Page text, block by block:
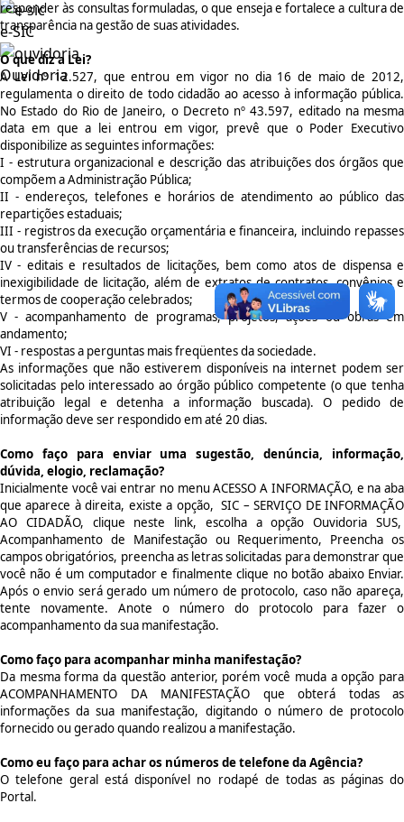
e-SIC
Ouvidoria
responder às consultas formuladas, o que enseja e fortalece a cultura de
transparência na gestão de suas atividades.
O que diz a Lei?
A Lei nº 12.527, que entrou em vigor no dia 16 de maio de 2012,
regulamenta o direito de todo cidadão ao acesso à informação pública.
No Estado do Rio de Janeiro, o Decreto nº 43.597, editado na mesma
data em que a lei entrou em vigor, prevê que o Poder Executivo
disponibilize as seguintes informações:
I - estrutura organizacional e descrição das atribuições dos órgãos que
compõem a Administração Pública;
II - endereços, telefones e horários de atendimento ao público das
repartições estaduais;
III - registros da execução orçamentária e financeira, incluindo repasses
ou transferências de recursos;
IV - editais e resultados de licitações, bem como atos de dispensa e
inexigibilidade de licitação, além de extratos de contratos, convênios e
termos de cooperação celebrados;
V - acompanhamento de programas, projetos, ações ou obras em
andamento;
VI - respostas a perguntas mais freqüentes da sociedade.
As informações que não estiverem disponíveis na internet podem ser
solicitadas pelo interessado ao órgão público competente (o que tenha
atribuição legal e detenha a informação buscada). O pedido de
informação deve ser respondido em até 20 dias.
Como faço para enviar uma sugestão, denúncia, informação,
dúvida, elogio, reclamação?
Inicialmente você vai entrar no menu ACESSO A INFORMAÇÃO, e na aba
que aparece à direita, existe a opção, SIC – SERVIÇO DE INFORMAÇÃO
AO CIDADÃO, clique neste link, escolha a opção Ouvidoria SUS,
Acompanhamento de Manifestação ou Requerimento, Preencha os
campos obrigatórios, preencha as letras solicitadas para demonstrar que
você não é um computador e finalmente clique no botão abaixo Enviar.
Após o envio será gerado um número de protocolo, caso não apareça,
tente novamente. Anote o número do protocolo para fazer o
acompanhamento da sua manifestação.
Como faço para acompanhar minha manifestação?
Da mesma forma da questão anterior, porém você muda a opção para
ACOMPANHAMENTO DA MANIFESTAÇÃO que obterá todas as
informações da sua manifestação, digitando o número de protocolo
fornecido ou gerado quando realizou a manifestação.
Como eu faço para achar os números de telefone da Agência?
O telefone geral está disponível no rodapé de todas as páginas do
Portal.